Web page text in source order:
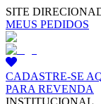
SITE
MEUS PEDIDOS
CADASTRE-SE
PARA REVENDA
INSTITUCIONAL